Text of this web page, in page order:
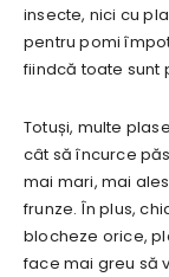
insecte, nici cu
pentru pomi
fiindcă toate sunt
Totuși, multe
cât să încurce
mai mari, mai
frunze. În plus,
blocheze orice,
face mai greu să